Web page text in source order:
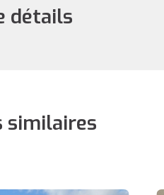
détails
similaires